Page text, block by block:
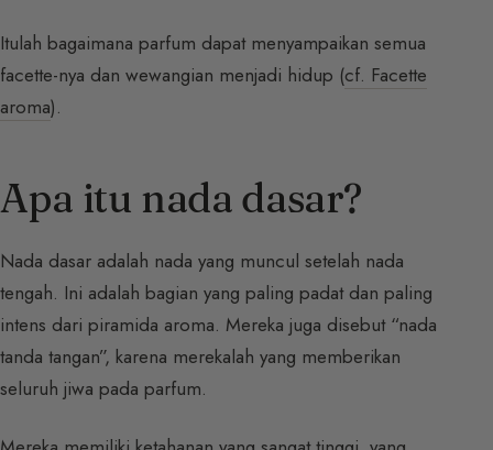
Itulah bagaimana parfum dapat menyampaikan semua
facette-nya dan wewangian menjadi hidup (cf. Facette
aroma).
Apa itu nada dasar?
Nada dasar adalah nada yang muncul setelah nada
tengah. Ini adalah bagian yang paling padat dan paling
intens dari piramida aroma. Mereka juga disebut “nada
tanda tangan”, karena merekalah yang memberikan
seluruh jiwa pada parfum.